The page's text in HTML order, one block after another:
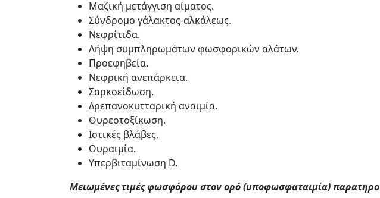
Μαζική μετάγγιση αίματος.
Σύνδρομο γάλακτος-αλκάλεως.
Νεφρίτιδα.
Λήψη συμπληρωμάτων φωσφορικών αλάτων.
Προεφηβεία.
Νεφρική ανεπάρκεια.
Σαρκοείδωση.
Δρεπανοκυτταρική αναιμία.
Θυρεοτοξίκωση.
Ιστικές βλάβες.
Ουραιμία.
Υπερβιταμίνωση D.
Μειωμένες τιμές φωσφόρου στον ορό (υποφωσφαταιμία)